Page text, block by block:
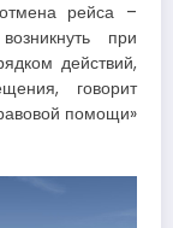
рейса –
при
действий,
говорит
помощи»